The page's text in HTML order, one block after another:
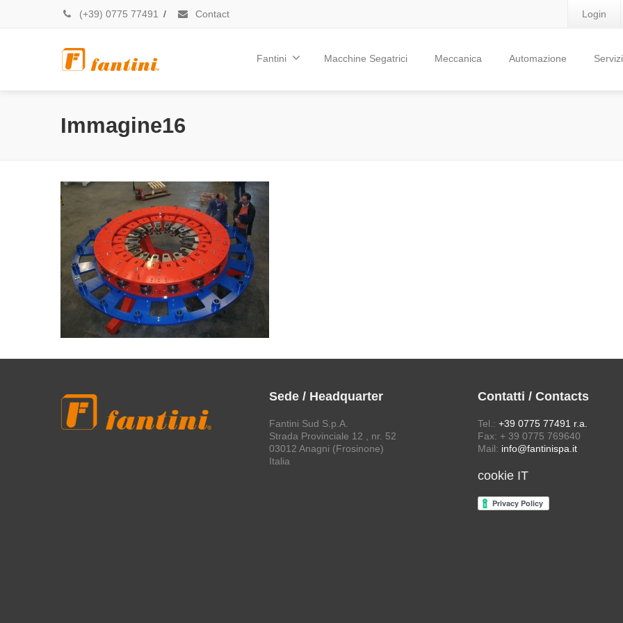
(+39) 0775 77491 / Contact Login
Fantini Macchine Segatrici Meccanica Automazione Servizi
Immagine16
Sede / Headquarter
Fantini Sud S.p.A.
Strada Provinciale 12 , nr. 52
03012 Anagni (Frosinone)
Italia
Contatti / Contacts
Tel.: +39 0775 77491 r.a.
Fax: + 39 0775 769640
Mail: info@fantinispa.it
cookie IT